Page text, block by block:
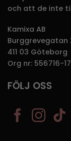
och att de inte
Kamixa AB
Burggrevegatan
411 03 Göteborg
Org nr: 556716-
FÖLJ OSS